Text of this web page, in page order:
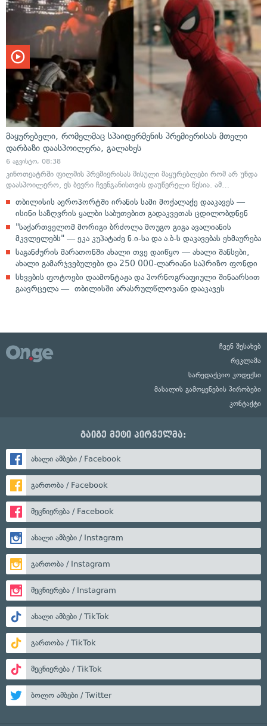
მაყურებელი, რომელმაც სპაიდერმენის პრემიერისას მთელი
დარბაზი დაასპოილერა, გალახეს
6 აგვისტო, 08:38
კინოთეატრში ფილმის პრემიერისას მისული მაყურებლები რომ არ უნდა
დაასპოილერო, ეს ბევრი ჩვენგანისთვის დაუწერელი წესია. ამ…
თბილისის აეროპორტში ირანის სამი მოქალაქე დააკავეს —
ისინი საზღვრის ყალბი საბუთებით გადაკვეთას ცდილობდნენ
"საქართველომ მორიგი ბრძოლა მოუგო გიგა ავალიანის
მკვლელებს" — ეკა კუპატაძე ნ.ი-სა და ა.ბ-ს დაკავებას ეხმაურება
საგანძურის მარათონში ახალი თვე დაიწყო — ახალი შანსები,
ახალი გამარჯვებულები და 250 000-ლარიანი საპრიზო ფონდი
სხვების ფოტოები დაამონტაჟა და პორნოგრაფიული შინაარსით
გაავრცელა — თბილისში არასრულწლოვანი დააკავეს
ჩვენ შესახებ
რეკლამა
სარედაქციო კოდექსი
მასალის გამოყენების პირობები
კონტაქტი
გაიგე მეტი პირველმა:
ახალი ამბები / Facebook
გართობა / Facebook
მეცნიერება / Facebook
ახალი ამბები / Instagram
გართობა / Instagram
მეცნიერება / Instagram
ახალი ამბები / TikTok
გართობა / TikTok
მეცნიერება / TikTok
ბოლო ამბები / Twitter